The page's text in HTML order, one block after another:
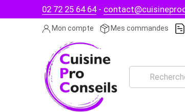
02 72 25 64 64-
Mon compte Mes commandes